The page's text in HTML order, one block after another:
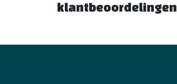
klantbeoordelingen